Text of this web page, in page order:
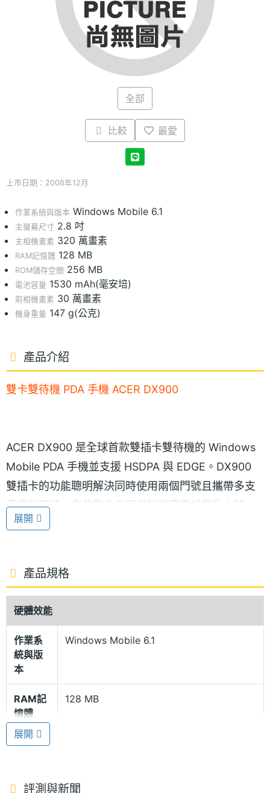
全部
比較 最愛
上市日期：2008年12月
作業系統與版本 Windows Mobile 6.1
主螢幕尺寸 2.8 吋
主相機畫素 320 萬畫素
RAM記憶體 128 MB
ROM儲存空間 256 MB
電池容量 1530 mAh(毫安培)
前相機畫素 30 萬畫素
機身重量 147 g(公克)
產品介紹
雙卡雙待機 PDA 手機 ACER DX900
ACER DX900 是全球首款雙插卡雙待機的 Windows
Mobile PDA 手機並支援 HSDPA 與 EDGE。DX900
雙插卡的功能聰明解決同時使用兩個門號且攜帶多支
手機的窘境，完美整合使用者的商務電話與私人號
碼，讓時常有出差需求的商務人士也能同時擁有兩地
看好雙待機手機市場，ACER 也將此一利基加入智慧
型手機中，而推出的產品正是 DX900。雙待機手機在
柩，就型號上來看，DX900 指的就是 Dual X900，所
以同樣承襲 X900 支援 3.5G / WiFi 雙網、GPS、VGA
解析螢幕等高階功能，不過令人比較好奇的是是否如
展開
產品規格
硬體效能
作業系
統與版
本
Windows Mobile 6.1
RAM記
憶體
128 MB
ROM儲
記憶卡 microSD(TF)
展開
評測與新聞